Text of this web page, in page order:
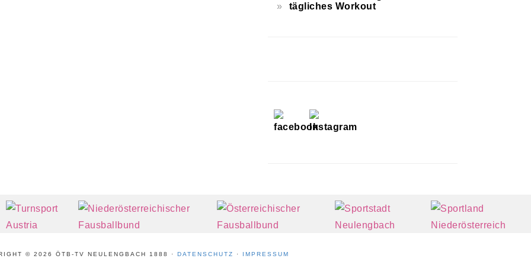
tägliches Workout
© 2026 ÖTB-TV NEULENGBACH 1888 · DATENSCHUTZ · IMPRESSUM